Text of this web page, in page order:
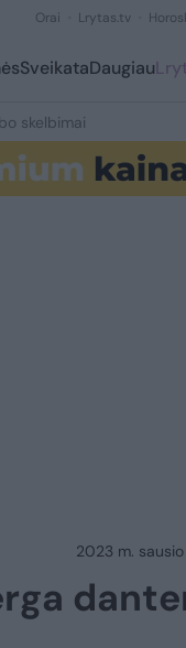
Orai Lrytas.tv
SveikataDaugiau
skelbimai
2023 m.